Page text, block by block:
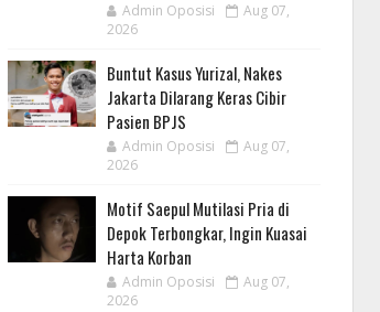
Admin Oposisi
Aug 07,
2026
Buntut Kasus Yurizal, Nakes
Jakarta Dilarang Keras Cibir
Pasien BPJS
Admin Oposisi
Aug 07,
2026
Motif Saepul Mutilasi Pria di
Depok Terbongkar, Ingin Kuasai
Harta Korban
Admin Oposisi
Aug 07,
2026